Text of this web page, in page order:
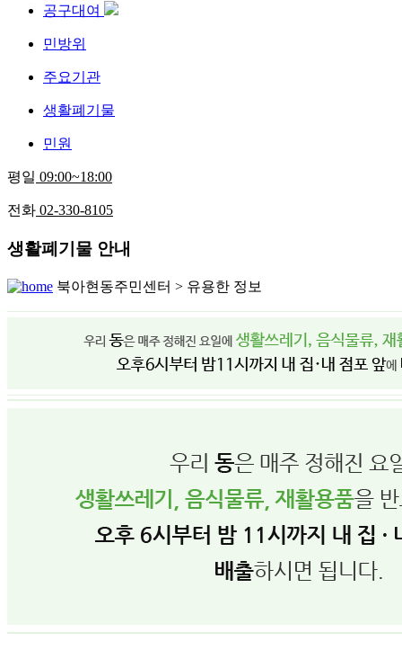
공구대여
민방위
주요기관
생활폐기물
민원
평일 09:00~18:00
전화 02-330-8105
생활폐기물 안내
북아현동주민센터 > 유용한 정보